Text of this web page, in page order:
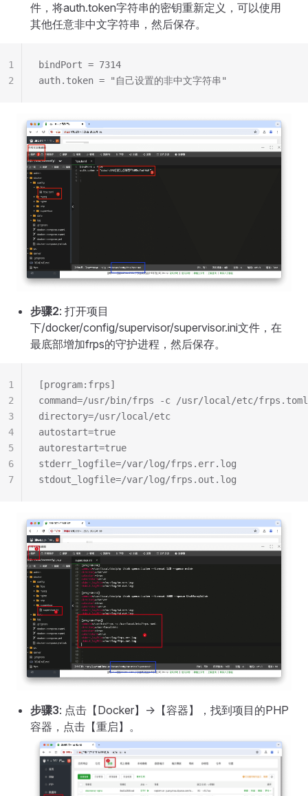
件，将auth.token字符串的密钥重新定义，可以使用
其他任意非中文字符串，然后保存。
bindPort = 7314
auth.token = "自己设置的非中文字符串"
1
2
步骤2: 打开项目
下/docker/config/supervisor/supervisor.ini文件，在
最底部增加frps的守护进程，然后保存。
[program:frps]
command=/usr/bin/frps -c /usr/local/etc/frps.toml
directory=/usr/local/etc
autostart=true
autorestart=true
stderr_logfile=/var/log/frps.err.log
stdout_logfile=/var/log/frps.out.log
1
2
3
4
5
6
7
步骤3: 点击【Docker】->【容器】，找到项目的PHP
容器，点击【重启】。